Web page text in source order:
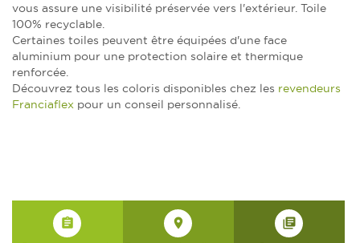
vous assure une visibilité préservée vers l'extérieur. Toile
100% recyclable.
Certaines toiles peuvent être équipées d'une face
aluminium pour une protection solaire et thermique
renforcée.
Découvrez tous les coloris disponibles chez les revendeurs
Franciaflex pour un conseil personnalisé.
assignment place library_books